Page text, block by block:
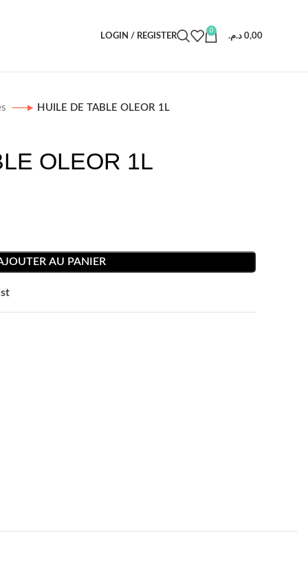
LOGIN / REGISTER
0
0,00 د.م.
HUILE DE TABLE OLEOR 1L
OLEOR 1L
AU PANIER